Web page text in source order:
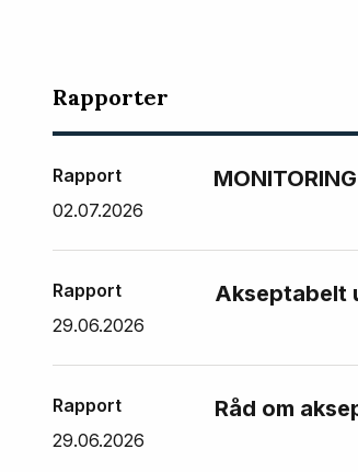
Rapporter
Rapport
02.07.2026
Rapport
29.06.2026
Akseptabelt
Rapport
29.06.2026
Råd om